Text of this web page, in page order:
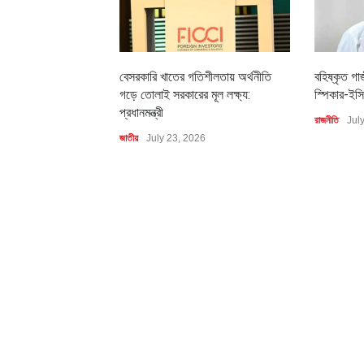
বেসরকারি খাতের গতিশীলতায় অর্থনীতি
গড়ে তোলাই সরকারের মূল লক্ষ্য:
প্রধানমন্ত্রী
জাতীয় July 23, 2026
বহিষ্কৃত
স্পিকার-
রাজনীতি